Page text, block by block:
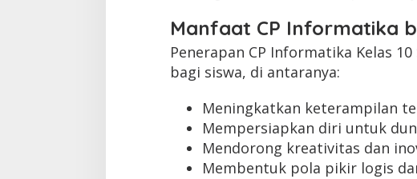
Manfaat CP Informatika
Penerapan CP Informatika Kelas
bagi siswa, di antaranya:
Meningkatkan keterampilan
Mempersiapkan diri untuk
Mendorong kreativitas dan
Membentuk pola pikir logis